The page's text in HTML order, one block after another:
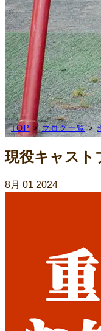
TOP >ブログ一覧>
現役キャスト
8月 01 2024